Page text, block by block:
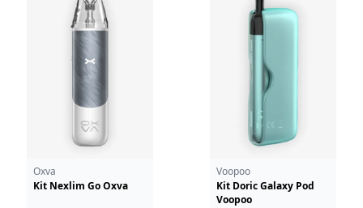
Oxva
Kit Nexlim Go Oxva
Voopoo
Kit Doric Galaxy Pod
Voopoo